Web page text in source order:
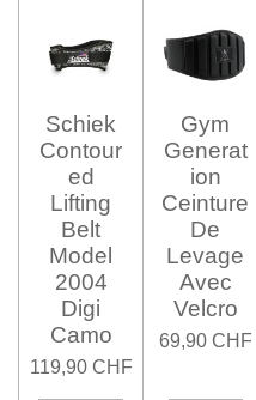
Schiek
Contour
ed
Lifting
Belt
Model
2004
Digi
Camo
119,90 CHF
Gym
Generat
ion
Ceinture
De
Levage
Avec
Velcro
69,90 CHF